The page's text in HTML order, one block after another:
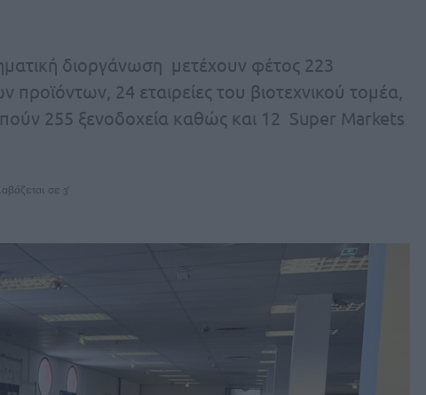
διοργάνωση μετέχουν φέτος 223
προϊόντων, 24 εταιρείες του βιοτεχνικού τομέα,
255 ξενοδοχεία καθώς και 12 Super Markets
σε 3'